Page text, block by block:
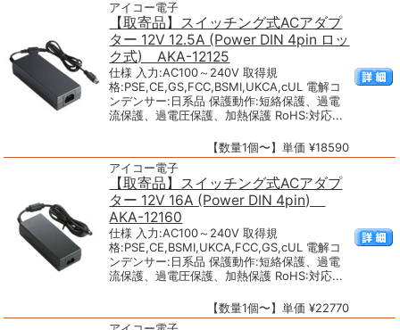
アイコー電子
【取寄品】スイッチング式ACアダプ
ター 12V 12.5A (Power DIN 4pin ロッ
ク式) AKA-12125
仕様 入力:AC100～240V 取得規
格:PSE,CE,GS,FCC,BSMI,UKCA,cUL 電解コ
ンデンサー:日系品 保護動作:短絡保護、過電
流保護、過電圧保護、加熱保護 RoHS:対応...
【数量1個〜】単価 ¥18590
アイコー電子
【取寄品】スイッチング式ACアダプ
ター 12V 16A (Power DIN 4pin)
AKA-12160
仕様 入力:AC100～240V 取得規
格:PSE,CE,BSMI,UKCA,FCC,GS,cUL 電解コ
ンデンサー:日系品 保護動作:短絡保護、過電
流保護、過電圧保護、加熱保護 RoHS:対応...
【数量1個〜】単価 ¥22770